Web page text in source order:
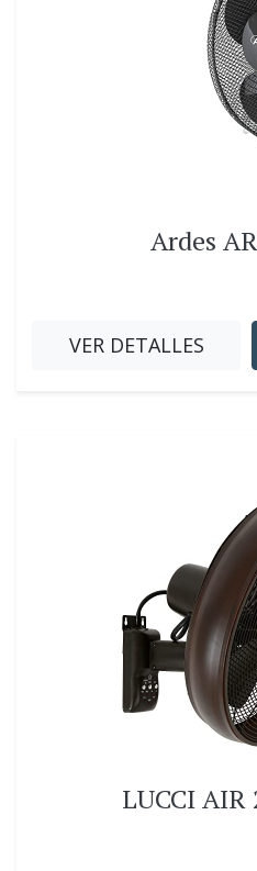
Ardes
VER DETALLES
LUCCI AIR